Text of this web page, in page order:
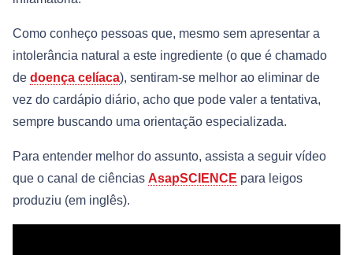
Como conheço pessoas que, mesmo sem apresentar a
intolerância natural a este ingrediente (o que é chamado
de doença celíaca), sentiram-se melhor ao eliminar de
vez do cardápio diário, acho que pode valer a tentativa,
sempre buscando uma orientação especializada.
Para entender melhor do assunto, assista a seguir vídeo
que o canal de ciências AsapSCIENCE para leigos
produziu (em inglês).